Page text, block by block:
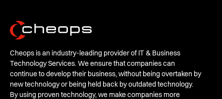
Cheops is an industry-leading provider of IT & Business
Technology Services. We ensure that companies can
continue to develop their business, without being overtaken by
new technology or being held back by outdated technology.
By using proven technology, we make companies more